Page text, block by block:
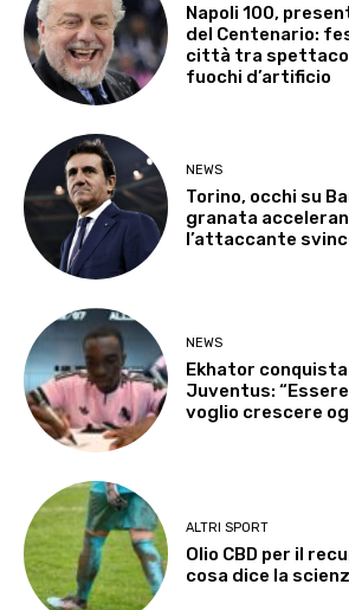
Napoli 100,
del Centenario:
città tra
fuochi d’artificio
NEWS
Torino, occhi su
granata
l’attaccante
NEWS
Ekhator
Juventus:
voglio crescere
ALTRI SPORT
Olio CBD per il
cosa dice la